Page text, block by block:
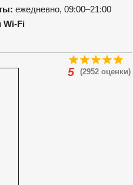
ежедневно, 09:00–21:00
Wi-Fi
(2952 оценки)
5